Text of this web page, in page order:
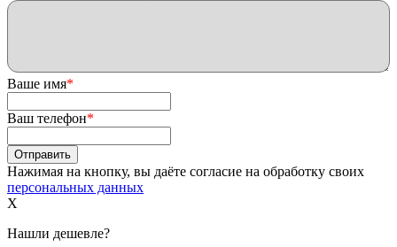
Ваше имя*
Ваш телефон*
Нажимая на кнопку, вы даёте согласие на обработку своих
персональных данных
X
Нашли дешевле?